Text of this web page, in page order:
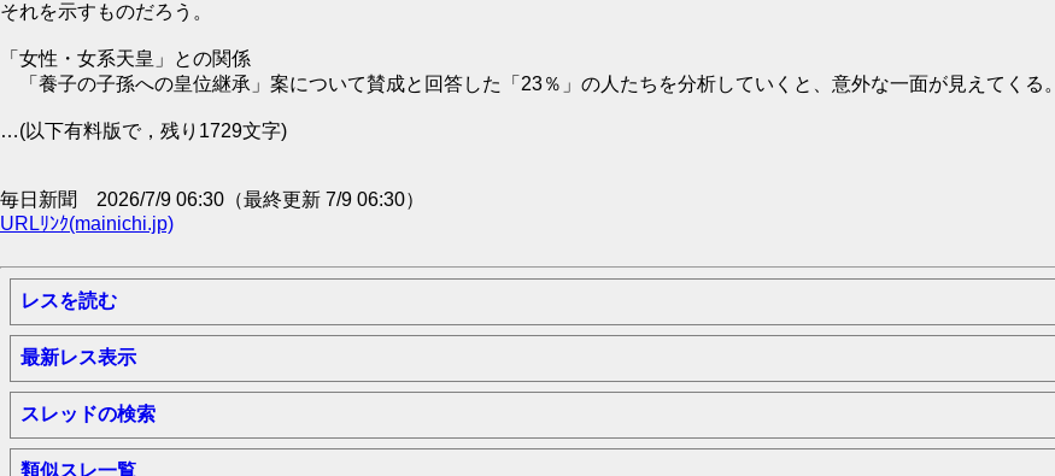
それを示すものだろう。
「女性・女系天皇」との関係
「養子の子孫への皇位継承」案について賛成と回答した「23％」の人たちを分析していくと、意外な一面が見えてくる。
…(以下有料版で，残り1729文字)
毎日新聞 2026/7/9 06:30（最終更新 7/9 06:30）
URLﾘﾝｸ(mainichi.jp)
レスを読む
最新レス表示
スレッドの検索
類似スレ一覧